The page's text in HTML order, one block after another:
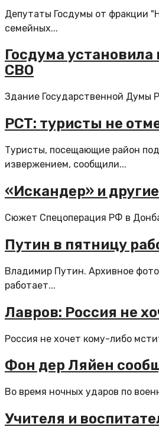
Депутаты Госдумы от фракции
семейных...
Госдума
СВО
Здание Государственной Думы
РСТ: туристы не
Туристы, посещающие район
извержением, сообщили...
«Искандер» и
Сюжет Спецоперация РФ в
Путин в пятницу
Владимир Путин. Архивное
работает...
Лавров: Россия не
Россия не хочет кому-либо
Фон дер Ляйен
Во время ночных ударов по
Учителя и